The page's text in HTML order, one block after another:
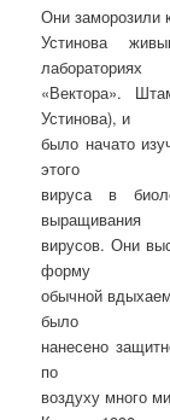
Они заморозили
Устинова
лабораториях
«Вектора».
Устинова), и
было начато
этого
вируса в
выращивания
вирусов. Они
форму
обычной
было
нанесено
по
воздуху много